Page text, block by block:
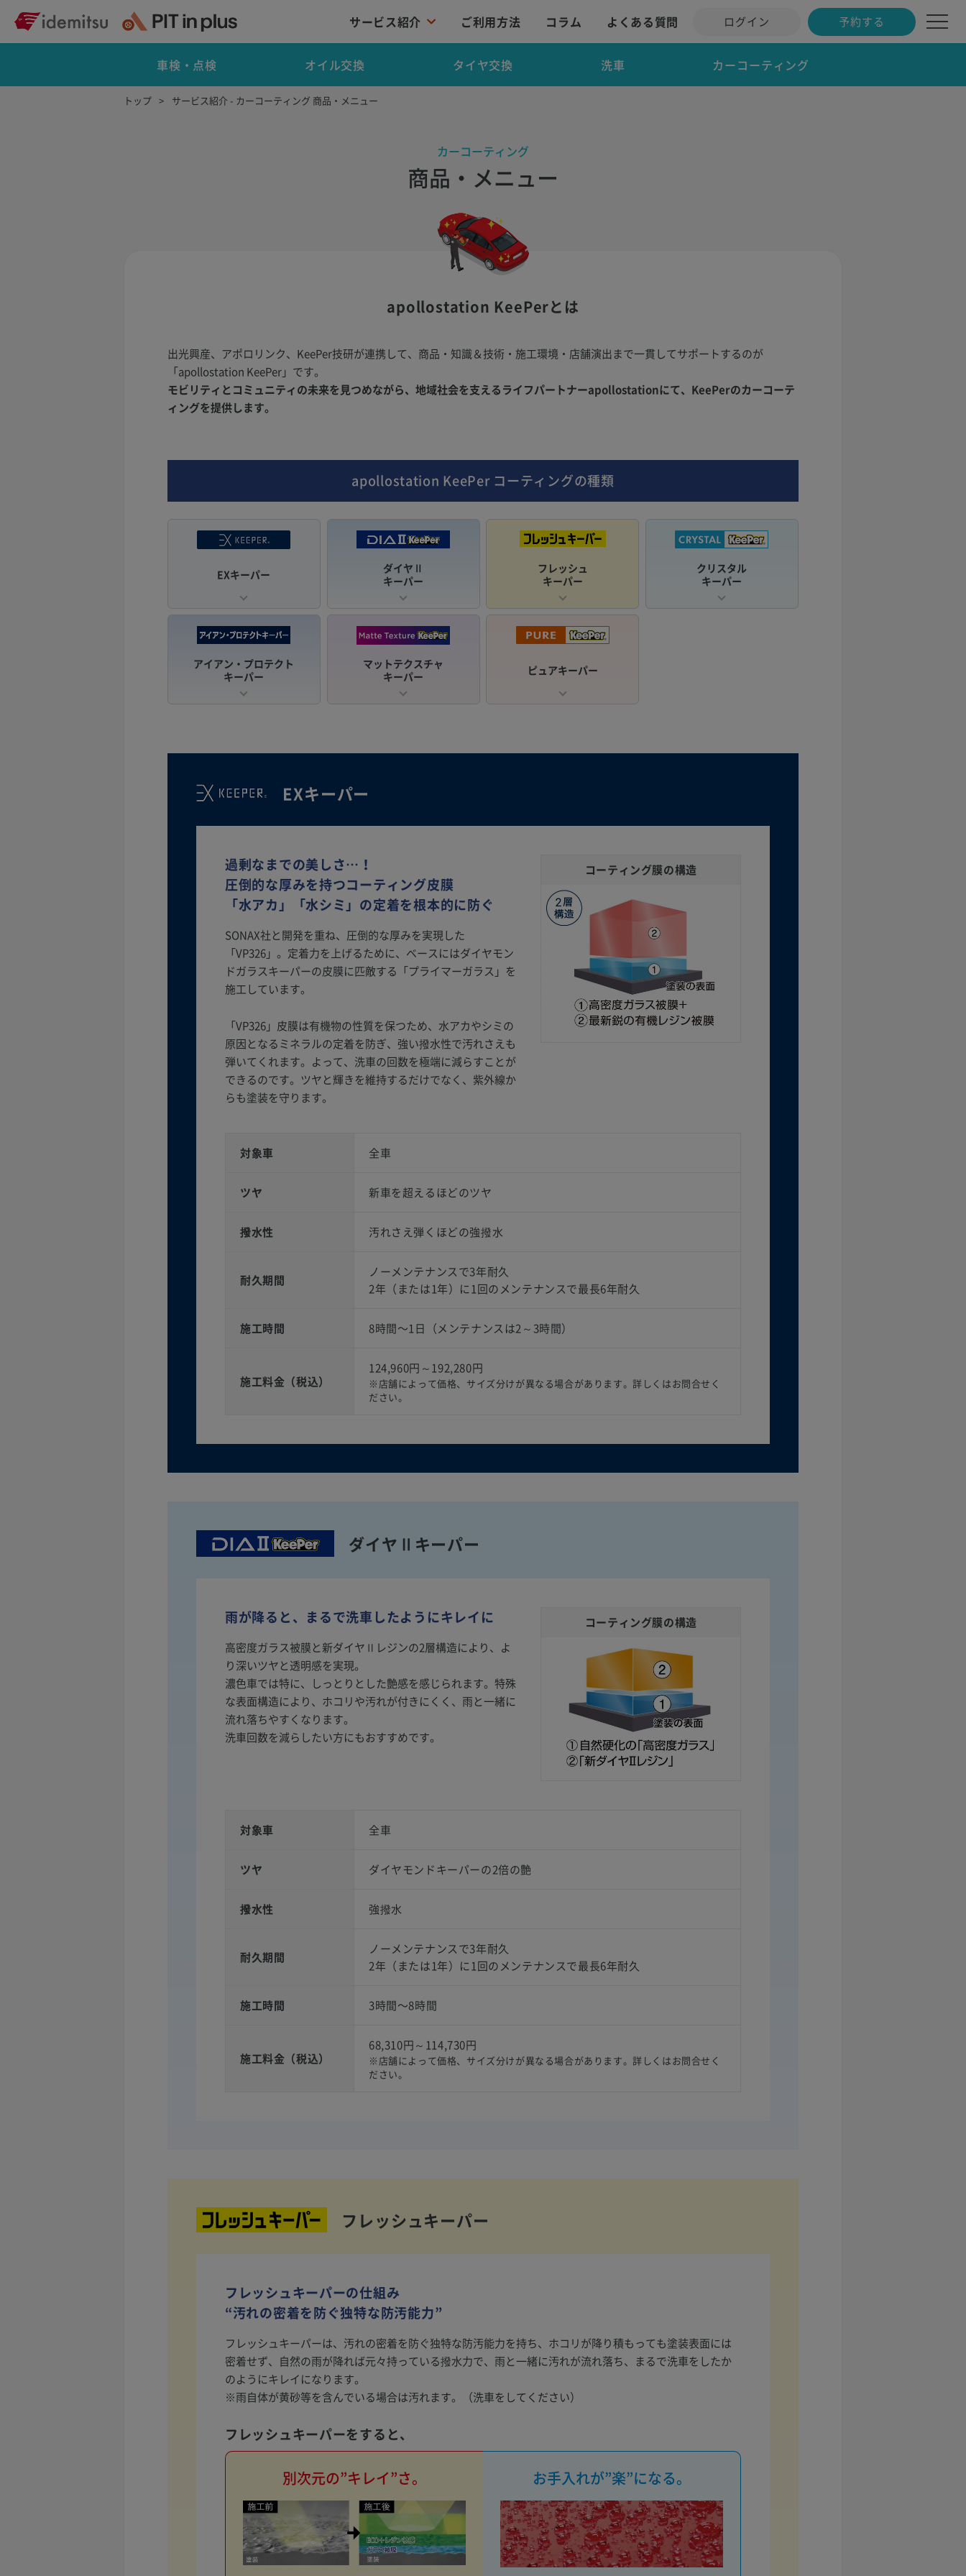
サービス紹介 ご利用方法 コラム よくある質問 ログイン 予約する
車検・点検 オイル交換 タイヤ交換 洗車 カーコーティング
トップ サービス紹介 - カーコーティング 商品・メニュー
カーコーティング
商品・メニュー
apollostation KeePerとは
出光興産、アポロリンク、KeePer技研が連携して、商品・知識＆技術・施工環境・店舗演出まで一貫してサポートするのが
「apollostation KeePer」です。
モビリティとコミュニティの未来を見つめながら、地域社会を支えるライフパートナーapollostationにて、KeePerのカーコーテ
ィングを提供します。
apollostation KeePer コーティングの種類
EXキーパー
ダイヤⅡ
キーパー
フレッシュ
キーパー
クリスタル
キーパー
アイアン・プロテクト
キーパー
マットテクスチャ
キーパー
ピュアキーパー
EXキーパー
過剰なまでの美しさ…！
圧倒的な厚みを持つコーティング皮膜
「水アカ」「水シミ」の定着を根本的に防ぐ
SONAX社と開発を重ね、圧倒的な厚みを実現した
「VP326」。定着力を上げるために、ベースにはダイヤモン
ドガラスキーパーの皮膜に匹敵する「プライマーガラス」を
施工しています。
「VP326」皮膜は有機物の性質を保つため、水アカやシミの
原因となるミネラルの定着を防ぎ、強い撥水性で汚れさえも
弾いてくれます。よって、洗車の回数を極端に減らすことが
できるのです。ツヤと輝きを維持するだけでなく、紫外線か
らも塗装を守ります。
コーティング膜の構造
対象車 全車
ツヤ 新車を超えるほどのツヤ
撥水性 汚れさえ弾くほどの強撥水
耐久期間
ノーメンテナンスで3年耐久
2年（または1年）に1回のメンテナンスで最長6年耐久
施工時間 8時間〜1日（メンテナンスは2～3時間）
施工料金（税込）
124,960円～192,280円
※店舗によって価格、サイズ分けが異なる場合があります。詳しくはお問合せく
ださい。
ダイヤⅡキーパー
雨が降ると、まるで洗車したようにキレイに
高密度ガラス被膜と新ダイヤⅡレジンの2層構造により、よ
り深いツヤと透明感を実現。
濃色車では特に、しっとりとした艶感を感じられます。特殊
な表面構造により、ホコリや汚れが付きにくく、雨と一緒に
流れ落ちやすくなります。
洗車回数を減らしたい方にもおすすめです。
コーティング膜の構造
対象車 全車
ツヤ ダイヤモンドキーパーの2倍の艶
撥水性 強撥水
耐久期間
ノーメンテナンスで3年耐久
2年（または1年）に1回のメンテナンスで最長6年耐久
施工時間 3時間〜8時間
施工料金（税込）
68,310円～114,730円
※店舗によって価格、サイズ分けが異なる場合があります。詳しくはお問合せく
ださい。
フレッシュキーパー
フレッシュキーパーの仕組み
“汚れの密着を防ぐ独特な防汚能力”
フレッシュキーパーは、汚れの密着を防ぐ独特な防汚能力を持ち、ホコリが降り積もっても塗装表面には
密着せず、自然の雨が降れば元々持っている撥水力で、雨と一緒に汚れが流れ落ち、まるで洗車をしたか
のようにキレイになります。
※雨自体が黄砂等を含んでいる場合は汚れます。（洗車をしてください）
フレッシュキーパーをすると、
別次元の”キレイ”さ。 お手入れが”楽”になる。